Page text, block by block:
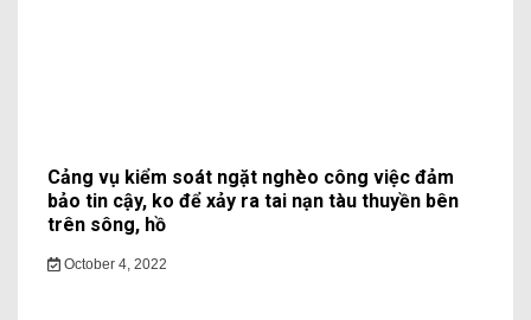
Cảng vụ kiểm soát ngặt nghèo công việc đảm
bảo tin cậy, ko để xảy ra tai nạn tàu thuyền bên
trên sông, hồ
October 4, 2022